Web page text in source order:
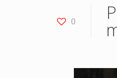
0